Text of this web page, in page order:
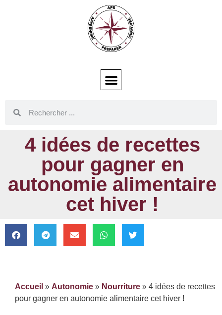
4 idées de recettes
pour gagner en
autonomie alimentaire
cet hiver !
Accueil » Autonomie » Nourriture » 4 idées de recettes
pour gagner en autonomie alimentaire cet hiver !